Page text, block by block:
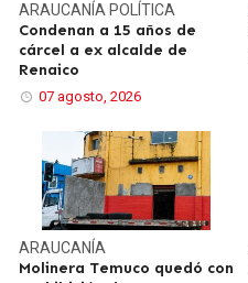
ARAUCANÍA POLÍTICA
Condenan a 15 años de
cárcel a ex alcalde de
Renaico
07 agosto, 2026
ARAUCANÍA
Molinera Temuco quedó con